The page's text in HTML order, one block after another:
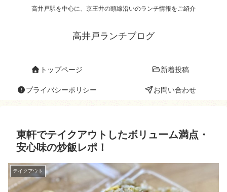
高井戸駅を中心に、京王井の頭線沿いのランチ情報をご紹介
高井戸ランチブログ
トップページ 新着投稿
プライバシーポリシー お問い合わせ
東軒でテイクアウトしたボリューム満点・
安心味の炒飯レポ！
テイクアウト